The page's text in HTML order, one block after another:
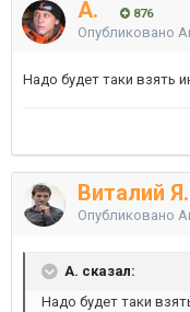
A. 876
Опубликовано
Надо будет таки взять
Виталий Я.
Опубликовано
A. сказал:
Надо будет таки